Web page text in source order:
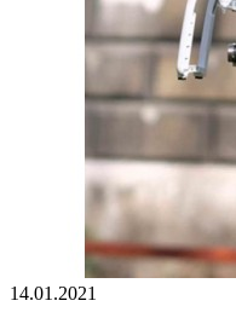
14.01.2021